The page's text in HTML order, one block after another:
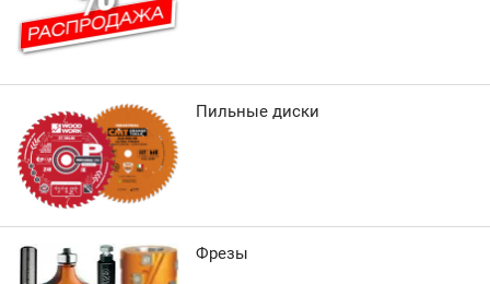
Пильные диски
Фрезы